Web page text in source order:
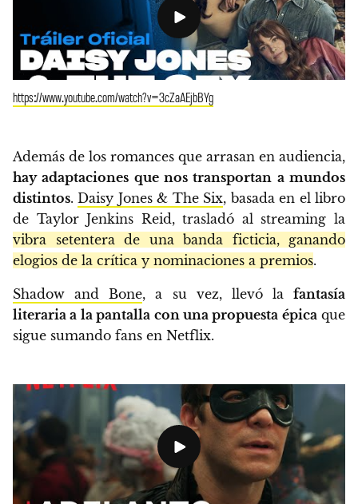
https://www.youtube.com/watch?v=3cZaAEjbBYg
Además de los romances que arrasan en audiencia,
hay adaptaciones que nos transportan a mundos
distintos. Daisy Jones & The Six, basada en el libro
de Taylor Jenkins Reid, trasladó al streaming la
vibra setentera de una banda ficticia, ganando
elogios de la crítica y nominaciones a premios.
Shadow and Bone, a su vez, llevó la fantasía
literaria a la pantalla con una propuesta épica que
sigue sumando fans en Netflix.